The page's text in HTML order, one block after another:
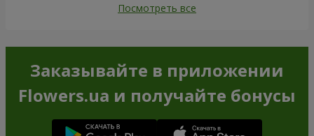
Посмотреть все
Заказывайте в приложении
Flowers.ua и получайте бонусы